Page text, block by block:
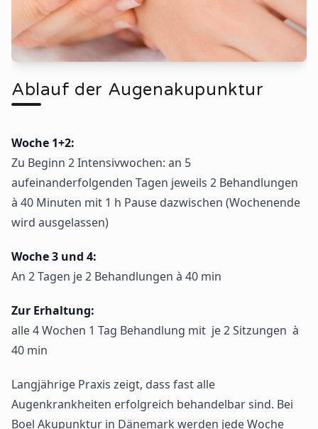
Ablauf der Augenakupunktur
Woche 1+2:
Zu Beginn 2 Intensivwochen: an 5
aufeinanderfolgenden Tagen jeweils 2 Behandlungen
à 40 Minuten mit 1 h Pause dazwischen (Wochenende
wird ausgelassen)
Woche 3 und 4:
An 2 Tagen je 2 Behandlungen à 40 min
Zur Erhaltung:
alle 4 Wochen 1 Tag Behandlung mit je 2 Sitzungen à
40 min
Langjährige Praxis zeigt, dass fast alle
Augenkrankheiten erfolgreich behandelbar sind. Bei
Boel Akupunktur in Dänemark werden jede Woche